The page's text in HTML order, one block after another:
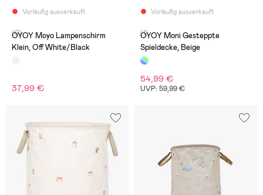
Vorläufig ausverkauft
(0)
OYOY Moyo Lampenschirm
Klein, Off White/Black
37,99 €
Vorläufig ausverkauft
(1)
OYOY Moni Gesteppte
Spieldecke, Beige
54,99 €
UVP: 59,99 €